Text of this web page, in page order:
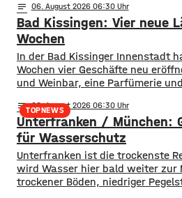
waren es drei. Diese Zahlen teilte
bayernweit ist die Zahl der
im Freistaat die
notes 06. August 2026 06:30
Bad Kissingen: Vier neue
Wochen
In der Bad Kissinger Innenstadt
Wochen vier Geschäfte neu
und Weinbar, eine Parfümerie
Kissingens Oberbürgermeister
Wirtschaftsförderer der Stadt
damit ihr Engagement und den
TOPNEWS
notes 06. August 2026 06:30
Unterfranken / München:
für Wasserschutz
​​Unterfranken ist die trockenste
wird Wasser hier bald weiter zur
trockener Böden, niedriger